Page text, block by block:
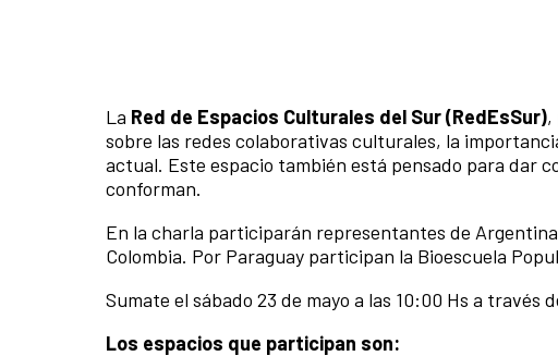
La Red de Espacios Culturales del Sur (RedEsSur),
sobre las redes colaborativas culturales, la
actual. Este espacio también está pensado para dar
conforman.
En la charla participarán representantes de
Colombia. Por Paraguay participan la Bioescuela
Sumate el sábado 23 de mayo a las 10:00 Hs a través
Los espacios que participan son: